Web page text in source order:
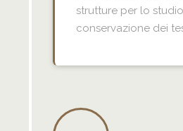
strutture per lo
conservazione dei